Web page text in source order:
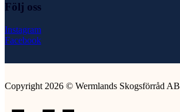
Följ oss
Instagram
Facebook
Copyright 2026 © Wermlands Skogsförråd AB